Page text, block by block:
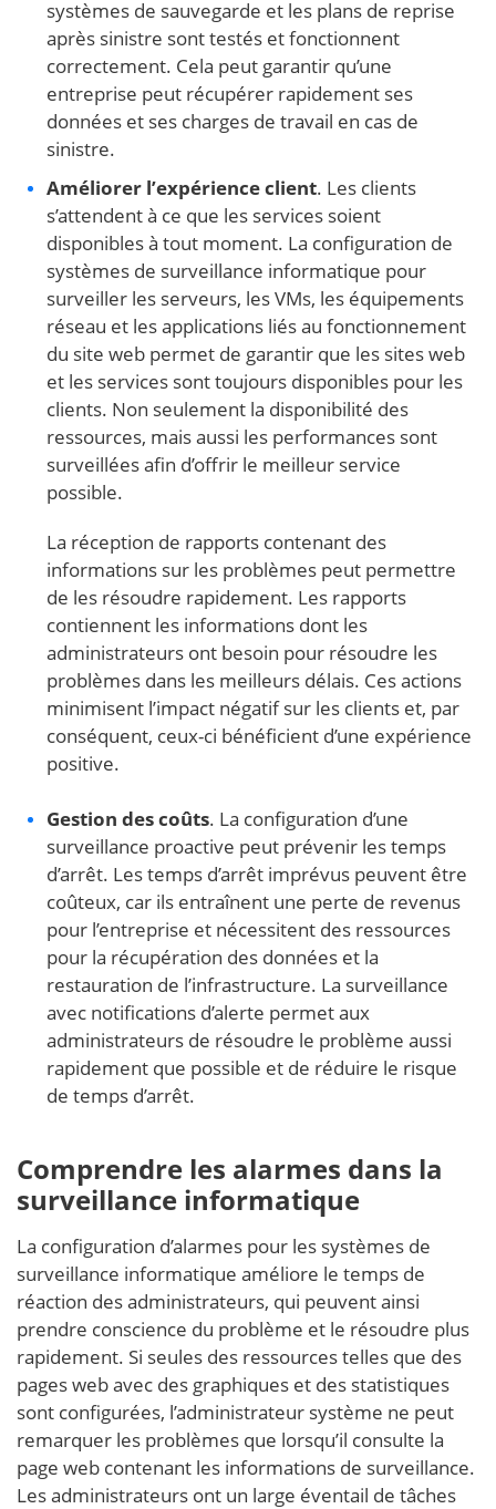
systèmes de sauvegarde et les plans de reprise
après sinistre sont testés et fonctionnent
correctement. Cela peut garantir qu’une
entreprise peut récupérer rapidement ses
données et ses charges de travail en cas de
sinistre.
Améliorer l’expérience client. Les clients
s’attendent à ce que les services soient
disponibles à tout moment. La configuration de
systèmes de surveillance informatique pour
surveiller les serveurs, les VMs, les équipements
réseau et les applications liés au fonctionnement
du site web permet de garantir que les sites web
et les services sont toujours disponibles pour les
clients. Non seulement la disponibilité des
ressources, mais aussi les performances sont
surveillées afin d’offrir le meilleur service
possible.
La réception de rapports contenant des
informations sur les problèmes peut permettre
de les résoudre rapidement. Les rapports
contiennent les informations dont les
administrateurs ont besoin pour résoudre les
problèmes dans les meilleurs délais. Ces actions
minimisent l’impact négatif sur les clients et, par
conséquent, ceux-ci bénéficient d’une expérience
positive.
Gestion des coûts. La configuration d’une
surveillance proactive peut prévenir les temps
d’arrêt. Les temps d’arrêt imprévus peuvent être
coûteux, car ils entraînent une perte de revenus
pour l’entreprise et nécessitent des ressources
pour la récupération des données et la
restauration de l’infrastructure. La surveillance
avec notifications d’alerte permet aux
administrateurs de résoudre le problème aussi
rapidement que possible et de réduire le risque
de temps d’arrêt.
Comprendre les alarmes dans la
surveillance informatique
La configuration d’alarmes pour les systèmes de
surveillance informatique améliore le temps de
réaction des administrateurs, qui peuvent ainsi
prendre conscience du problème et le résoudre plus
rapidement. Si seules des ressources telles que des
pages web avec des graphiques et des statistiques
sont configurées, l’administrateur système ne peut
remarquer les problèmes que lorsqu’il consulte la
page web contenant les informations de surveillance.
Les administrateurs ont un large éventail de tâches